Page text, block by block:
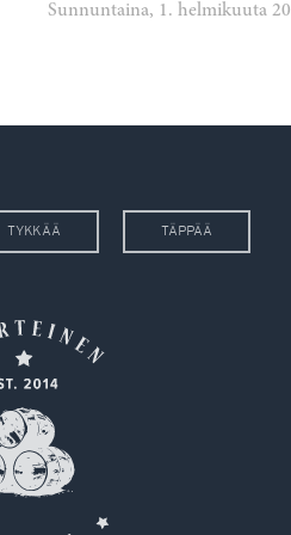
Sunnuntaina, 1. helmikuuta
TYKKÄÄ TÄPPÄÄ